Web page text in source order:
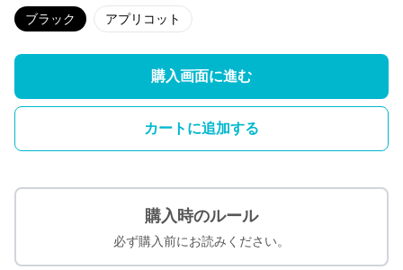
ブラック アプリコット
購入画面に進む
カートに追加する
購入時のルール
必ず購入前にお読みください。